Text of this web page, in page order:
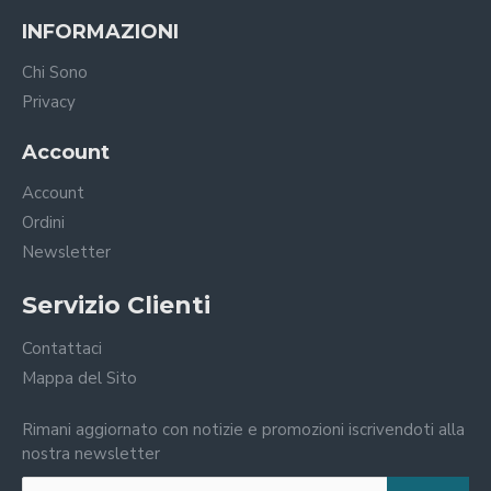
INFORMAZIONI
Chi Sono
Privacy
Account
Account
Ordini
Newsletter
Servizio Clienti
Contattaci
Mappa del Sito
Rimani aggiornato con notizie e promozioni iscrivendoti alla
nostra newsletter